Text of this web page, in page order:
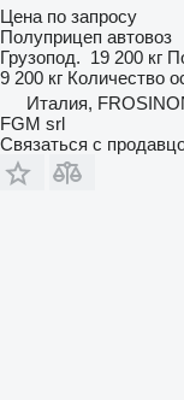
Цена по запросу
Полуприцеп автовоз
Грузопод. 19 200 кг
9 200 кг Количество
Италия,
FGM srl
Связаться с